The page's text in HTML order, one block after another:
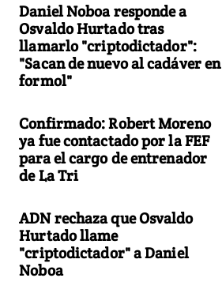
Daniel Noboa responde a
Osvaldo Hurtado tras
llamarlo "criptodictador":
"Sacan de nuevo al cadáver en
formol"
Confirmado: Robert Moreno
ya fue contactado por la FEF
para el cargo de entrenador
de La Tri
ADN rechaza que Osvaldo
Hurtado llame
"criptodictador" a Daniel
Noboa